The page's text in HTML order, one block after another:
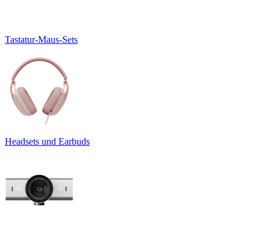
Tastatur-Maus-Sets
Headsets und Earbuds